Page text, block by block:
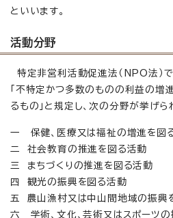
といいます。
活動分野
特定非営利活動促進法（NPO法）で
「不特定かつ多数のものの利益の増
るもの」と規定し、次の分野が挙げら
一 保健、医療又は福祉の増進を図
二 社会教育の推進を図る活動
三 まちづくりの推進を図る活動
四 観光の振興を図る活動
五 農山漁村又は中山間地域の振興
六 学術、文化、芸術又はスポーツ